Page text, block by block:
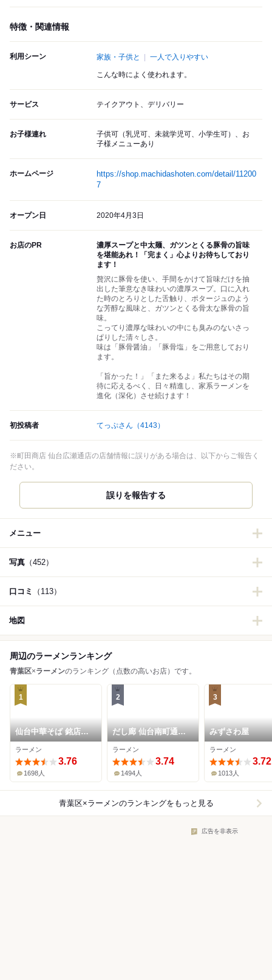
特徴・関連情報
利用シーン 家族・子供と 一人で入りやすい
こんな時によく使われます。
サービス テイクアウト、デリバリー
お子様連れ
子供可（乳児可、未就学児可、小学生可）、お
子様メニューあり
ホームページ
https://shop.machidashoten.com/detail/11200
7
オープン日 2020年4月3日
お店のPR
濃厚スープと中太麺、ガツンとくる豚骨の旨味
を堪能あれ！「完まく」心よりお待ちしており
ます！
贅沢に豚骨を使い、手間をかけて旨味だけを抽
出した筆意なき味わいの濃厚スープ。口に入れ
た時のとろりとした舌触り、ポタージュのよう
な芳醇な風味と、ガツンとくる骨太な豚骨の旨
味。
こってり濃厚な味わいの中にも臭みのないさっ
ぱりした清々しさ。
味は「豚骨醤油」「豚骨塩」をご用意しており
ます。
「旨かった！」「また来るよ」私たちはその期
待に応えるべく、日々精進し、家系ラーメンを
進化（深化）させ続けます！
初投稿者 てっぷさん （4143）
※町田商店 仙台広瀬通店の店舗情報に誤りがある場合は、以下からご報告く
ださい。
誤りを報告する
メニュー
写真 （452）
口コミ （113）
地図
周辺のラーメンランキング
青葉区×ラーメンのランキング（点数の高いお店）です。
1
仙台中華そば 銘店嘉
一 国分町店
ラーメン
3.76
1698人
2
だし廊 仙台南町通り
本店
ラーメン
3.74
1494人
3
みずさわ屋
ラーメン
3.72
1013人
青葉区×ラーメンのランキングをもっと見る
広告を非表示